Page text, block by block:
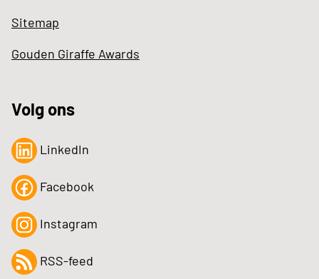
Sitemap
Gouden Giraffe Awards
Volg ons
LinkedIn
Facebook
Instagram
RSS-feed